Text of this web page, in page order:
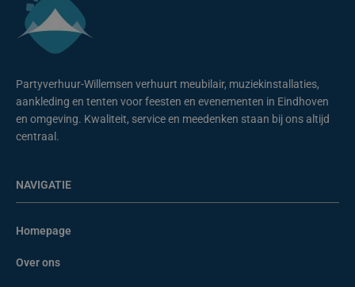
Partyverhuur-Willemsen verhuurt meubilair, muziekinstallaties,
aankleding en tenten voor feesten en evenementen in Eindhoven
en omgeving. Kwaliteit, service en meedenken staan bij ons altijd
centraal.
NAVIGATIE
Homepage
Over ons